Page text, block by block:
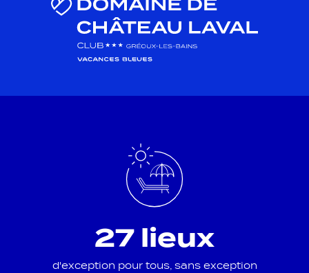
27 lieux
d'exception pour tous, sans exception